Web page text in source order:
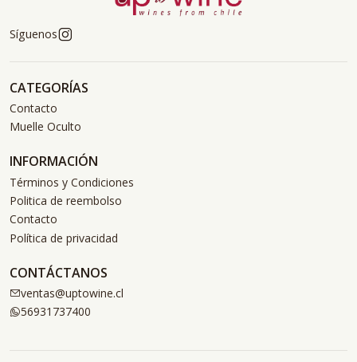
Síguenos
CATEGORÍAS
Contacto
Muelle Oculto
INFORMACIÓN
Términos y Condiciones
Politica de reembolso
Contacto
Política de privacidad
CONTÁCTANOS
ventas@uptowine.cl
56931737400